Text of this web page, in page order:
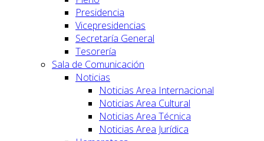
Presidencia
Vicepresidencias
Secretaría General
Tesorería
Sala de Comunicación
Noticias
Noticias Area Internacional
Noticias Area Cultural
Noticias Area Técnica
Noticias Area Jurídica